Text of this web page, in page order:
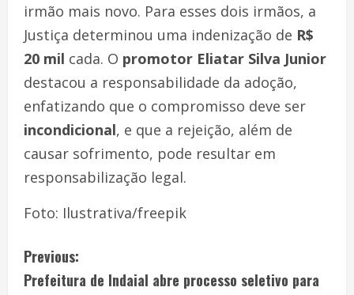
irmão mais novo. Para esses dois irmãos, a
Justiça determinou uma indenização de R$
20 mil cada. O promotor Eliatar Silva Junior
destacou a responsabilidade da adoção,
enfatizando que o compromisso deve ser
incondicional, e que a rejeição, além de
causar sofrimento, pode resultar em
responsabilização legal.
Foto: Ilustrativa/freepik
Previous:
Prefeitura de Indaial abre processo seletivo para